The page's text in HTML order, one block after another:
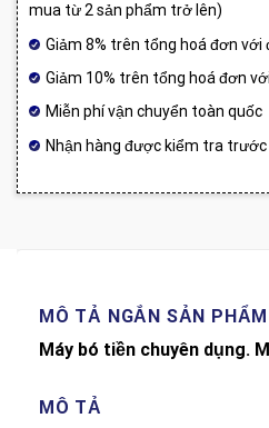
mua từ 2 sản phẩm trở lên)
Giảm 8% trên tổng hoá đơn
Giảm 10% trên tổng hoá đơn
Miễn phí vận chuyển toàn quốc
Nhận hàng được kiểm tra
MÔ TẢ NGẮN SẢN PHẨM
Máy bó tiền chuyên dụng.
MÔ TẢ